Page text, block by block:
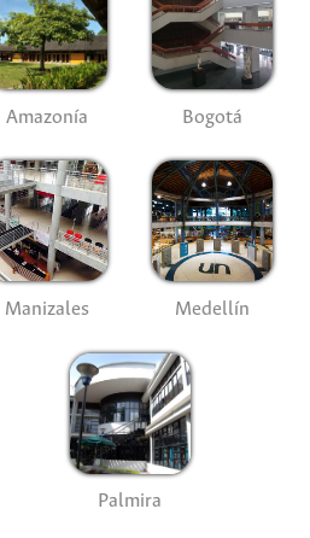
Amazonía Bogotá
Manizales Medellín
Palmira